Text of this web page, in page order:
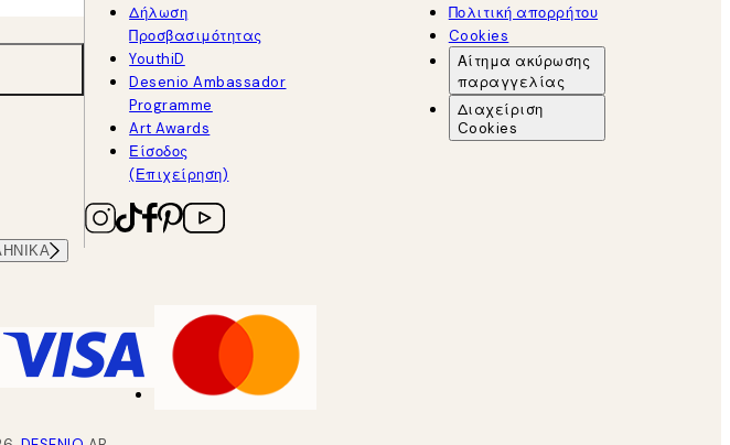
Δήλωση
Προσβασιμότητας
YouthiD
Desenio Ambassador
Programme
Art Awards
Είσοδος
(Επιχείρηση)
Πολιτική απορρήτου
Cookies
Αίτημα ακύρωσης
παραγγελίας
Διαχείριση
Cookies